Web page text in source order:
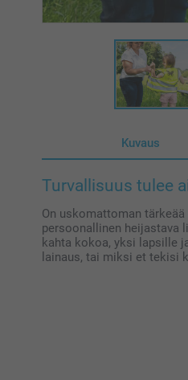
Kuvaus
Turvallisuus tulee
On uskomattoman
persoonallinen heijastava
kahta kokoa, yksi lapsille
lainaus, tai miksi et tekisi